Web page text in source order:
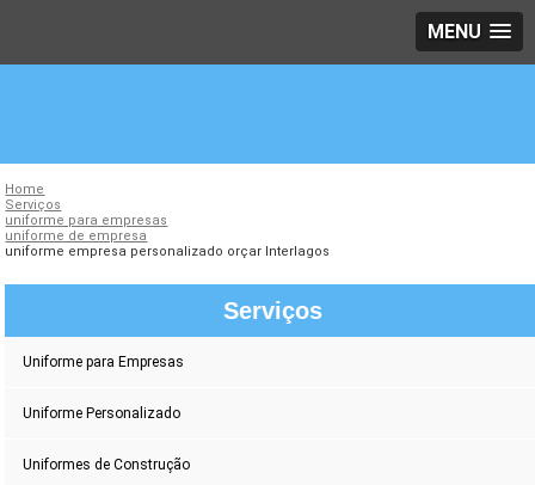
MENU
Home
Serviços
uniforme para empresas
uniforme de empresa
uniforme empresa personalizado orçar Interlagos
Serviços
Uniforme para Empresas
Uniforme Personalizado
Uniformes de Construção